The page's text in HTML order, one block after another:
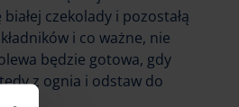
czekolady i pozostałą
i co ważne, nie
będzie gotowa, gdy
z ognia i odstaw do